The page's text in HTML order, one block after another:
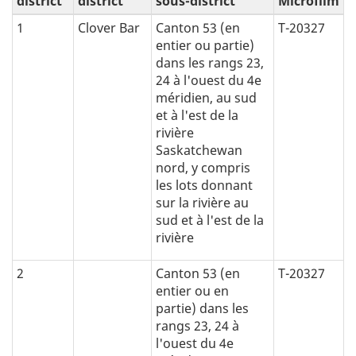
1
Clover Bar
Canton 53 (en
entier ou partie)
dans les rangs 23,
24 à l'ouest du 4e
méridien, au sud
et à l'est de la
rivière
Saskatchewan
nord, y compris
les lots donnant
sur la rivière au
sud et à l'est de la
rivière
T-20327
2
Canton 53 (en
entier ou en
partie) dans les
rangs 23, 24 à
l'ouest du 4e
T-20327